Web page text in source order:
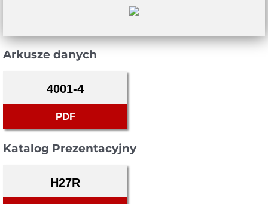
Arkusze danych
4001-4
PDF
Katalog Prezentacyjny
H27R